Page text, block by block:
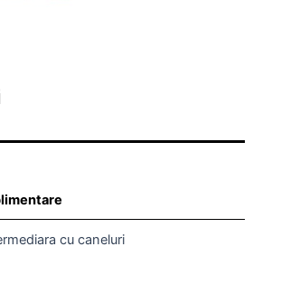
cu caneluri